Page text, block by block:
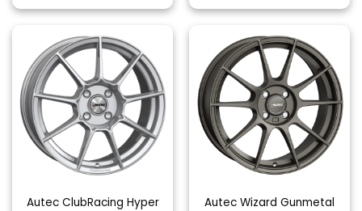
prodotto
ha
più
varianti.
Le
opzioni
possono
essere
scelte
nella
del
prodotto
ha
più
varianti.
Le
opzioni
possono
essere
scelte
nella
del
Autec ClubRacing Hyper
Autec Wizard Gunmetal